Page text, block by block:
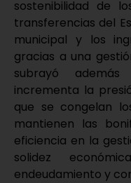
sostenibilidad de
transferencias del
municipal y los
gracias a una
subrayó
incrementa la
que se congelan
mantienen las
eficiencia en la
solidez
endeudamiento y